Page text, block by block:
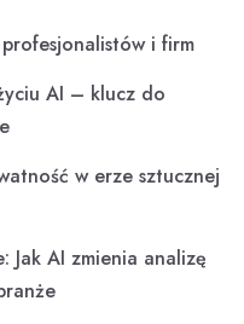
i firm
AI – klucz do
w erze sztucznej
Jak AI zmienia analizę